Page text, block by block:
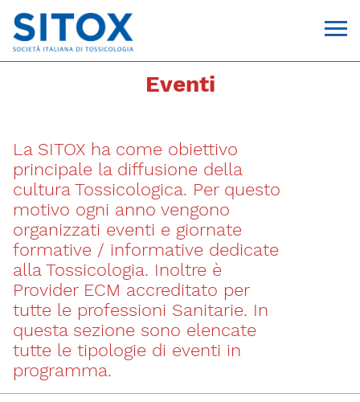
Via Giovanni Pascoli, 3
20129, Milano
C.F. 96330980580
P.I. 06792491000
T. 02-29520311
segreteria@sitox.org
CONTATTACI
Eventi
La SITOX ha come obiettivo
principale la diffusione della
cultura Tossicologica. Per questo
motivo ogni anno vengono
organizzati eventi e giornate
formative / informative dedicate
alla Tossicologia. Inoltre è
Provider ECM accreditato per
tutte le professioni Sanitarie. In
questa sezione sono elencate
tutte le tipologie di eventi in
programma.